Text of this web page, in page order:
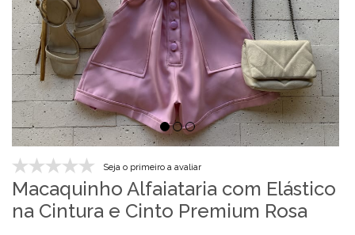
Seja o primeiro a avaliar
Macaquinho Alfaiataria com Elástico
na Cintura e Cinto Premium Rosa